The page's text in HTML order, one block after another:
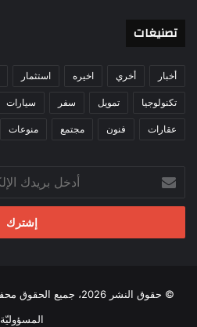
تصنيغات
أخبار أخري اخيره استثمار
تكنولوجيا تمويل سفر سيارات
عقارات فنون مجتمع منوعات
بريدك
الإلكتروني
© حقوق النشر 2026، جميع الحقوق محفوظة |
المسؤوليّة